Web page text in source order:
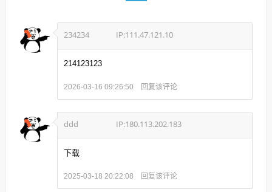
234234 IP:111.47.121.10
214123123
2026-03-16 09:26:50 回复该评论
ddd IP:180.113.202.183
下载
2025-03-18 20:22:08 回复该评论